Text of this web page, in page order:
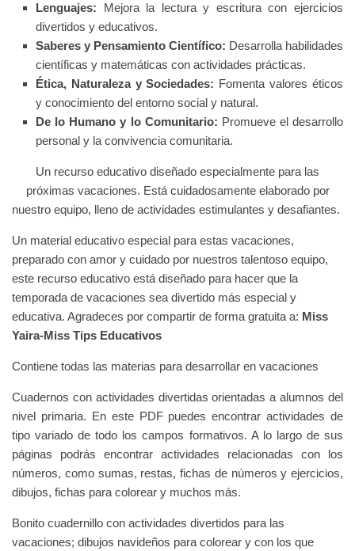
Lenguajes: Mejora la lectura y escritura con ejercicios
divertidos y educativos.
Saberes y Pensamiento Científico: Desarrolla habilidades
científicas y matemáticas con actividades prácticas.
Ética, Naturaleza y Sociedades: Fomenta valores éticos
y conocimiento del entorno social y natural.
De lo Humano y lo Comunitario: Promueve el desarrollo
personal y la convivencia comunitaria.
Un recurso educativo diseñado especialmente para las
próximas vacaciones. Está cuidadosamente elaborado por
nuestro equipo, lleno de actividades estimulantes y desafiantes.
Un material educativo especial para estas vacaciones,
preparado con amor y cuidado por nuestros talentoso equipo,
este recurso educativo está diseñado para hacer que la
temporada de vacaciones sea divertido más especial y
educativa. Agradeces por compartir de forma gratuita a: Miss
Yaira-Miss Tips Educativos
Contiene todas las materias para desarrollar en vacaciones
Cuadernos con actividades divertidas orientadas a alumnos del
nivel primaria. En este PDF puedes encontrar actividades de
tipo variado de todo los campos formativos. A lo largo de sus
páginas podrás encontrar actividades relacionadas con los
números, como sumas, restas, fichas de números y ejercicios,
dibujos, fichas para colorear y muchos más.
Bonito cuadernillo con actividades divertidos para las
vacaciones; dibujos navideños para colorear y con los que